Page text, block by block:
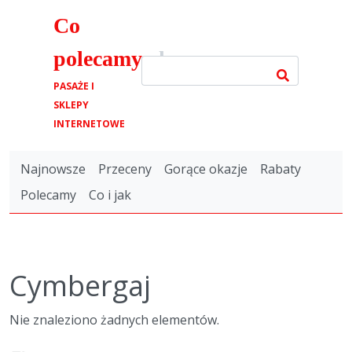
Co
polecamy.pl
PASAŻE I
SKLEPY
INTERNETOWE
Najnowsze Przeceny Gorące okazje
Rabaty
Polecamy
Co i jak
Cymbergaj
Nie znaleziono żadnych elementów.